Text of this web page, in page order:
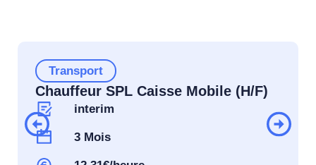
Transport
Chauffeur SPL Caisse Mobile (H/F)
interim
3 Mois